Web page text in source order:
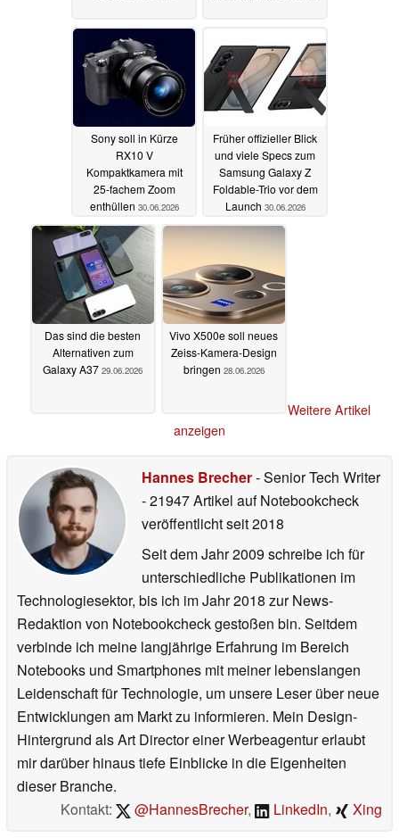
Sony soll in Kürze
RX10 V
Kompaktkamera mit
25-fachem Zoom
enthüllen 30.06.2026
Früher offizieller Blick
und viele Specs zum
Samsung Galaxy Z
Foldable-Trio vor dem
Launch 30.06.2026
Das sind die besten
Alternativen zum
Galaxy A37 29.06.2026
Vivo X500e soll neues
Zeiss-Kamera-Design
bringen 28.06.2026
Weitere Artikel
anzeigen
Hannes Brecher- Senior Tech Writer
- 21947 Artikel auf Notebookcheck
veröffentlichtseit 2018
Seit dem Jahr 2009 schreibe ich für
unterschiedliche Publikationen im
Technologiesektor, bis ich im Jahr 2018 zur News-
Redaktion von Notebookcheck gestoßen bin. Seitdem
verbinde ich meine langjährige Erfahrung im Bereich
Notebooks und Smartphones mit meiner lebenslangen
Leidenschaft für Technologie, um unsere Leser über neue
Entwicklungen am Markt zu informieren. Mein Design-
Hintergrund als Art Director einer Werbeagentur erlaubt
mir darüber hinaus tiefe Einblicke in die Eigenheiten
dieser Branche.
Kontakt:
@HannesBrecher, LinkedIn, Xing